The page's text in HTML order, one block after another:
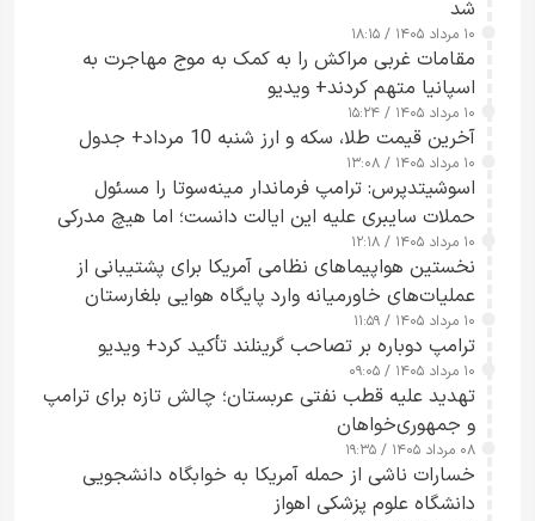
شد
۱۰ مرداد ۱۴۰۵ / ۱۸:۱۵
مقامات غربی مراکش را به کمک به موج مهاجرت به
اسپانیا متهم کردند+ ویدیو
۱۰ مرداد ۱۴۰۵ / ۱۵:۲۴
آخرین قیمت طلا، سکه و ارز شنبه 10 مرداد+ جدول
۱۰ مرداد ۱۴۰۵ / ۱۳:۰۸
اسوشیتدپرس: ترامپ فرماندار مینه‌سوتا را مسئول
حملات سایبری علیه این ایالت دانست؛ اما هیچ مدرکی
ارائه نکرد
۱۰ مرداد ۱۴۰۵ / ۱۲:۱۸
نخستین هواپیماهای نظامی آمریکا برای پشتیبانی از
عملیات‌های خاورمیانه وارد پایگاه هوایی بلغارستان
شدند
۱۰ مرداد ۱۴۰۵ / ۱۱:۵۹
ترامپ دوباره بر تصاحب گرینلند تأکید کرد+ ویدیو
۱۰ مرداد ۱۴۰۵ / ۰۹:۰۵
تهدید علیه قطب نفتی عربستان؛ چالش تازه برای ترامپ
و جمهوری‌خواهان
۰۸ مرداد ۱۴۰۵ / ۱۹:۳۵
خسارات ناشی از حمله آمریکا به خوابگاه دانشجویی
دانشگاه علوم پزشکی اهواز